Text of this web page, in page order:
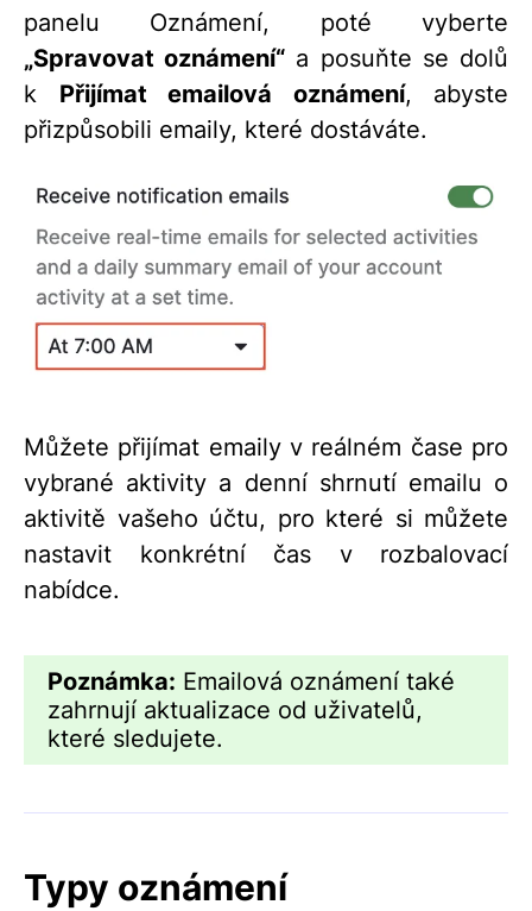
panelu Oznámení, poté vyberte
„Spravovat oznámení“ a posuňte se dolů
k Přijímat emailová oznámení, abyste
přizpůsobili emaily, které dostáváte.
Můžete přijímat emaily v reálném čase pro
vybrané aktivity a denní shrnutí emailu o
aktivitě vašeho účtu, pro které si můžete
nastavit konkrétní čas v rozbalovací
nabídce.
Poznámka: Emailová oznámení také
zahrnují aktualizace od uživatelů,
které sledujete.
Typy oznámení